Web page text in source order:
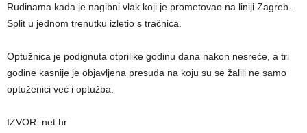
Rudinama kada je nagibni vlak koji je prometovao na liniji Zagreb-
Split u jednom trenutku izletio s tračnica.
Optužnica je podignuta otprilike godinu dana nakon nesreće, a tri
godine kasnije je objavljena presuda na koju su se žalili ne samo
optuženici već i optužba.
IZVOR: net.hr